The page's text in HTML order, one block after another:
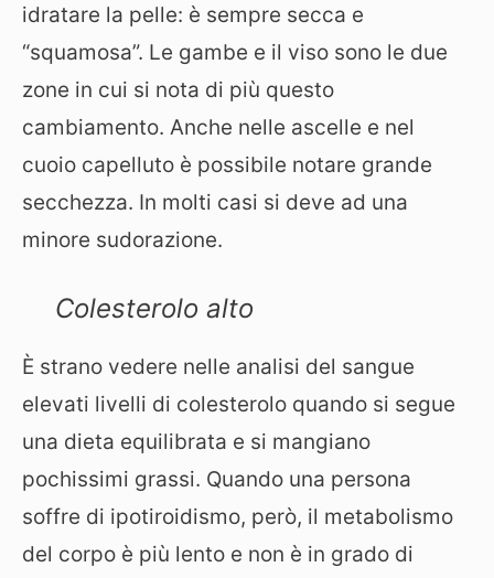
idratare la pelle: è sempre secca e
“squamosa”. Le gambe e il viso sono le due
zone in cui si nota di più questo
cambiamento. Anche nelle ascelle e nel
cuoio capelluto è possibile notare grande
secchezza. In molti casi si deve ad una
minore sudorazione.
Colesterolo alto
È strano vedere nelle analisi del sangue
elevati livelli di colesterolo quando si segue
una dieta equilibrata e si mangiano
pochissimi grassi. Quando una persona
soffre di ipotiroidismo, però, il metabolismo
del corpo è più lento e non è in grado di